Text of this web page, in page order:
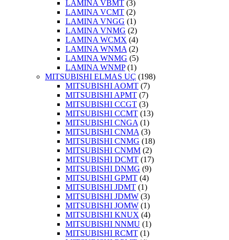
LAMINA VBMT (3)
LAMINA VCMT (2)
LAMINA VNGG (1)
LAMINA VNMG (2)
LAMINA WCMX (4)
LAMINA WNMA (2)
LAMINA WNMG (5)
LAMINA WNMP(1)
MITSUBISHI ELMAS UÇ (198)
MITSUBISHI AOMT (7)
MITSUBISHI APMT (7)
MITSUBISHI CCGT (3)
MITSUBISHI CCMT (13)
MITSUBISHI CNGA (1)
MITSUBISHI CNMA (3)
MITSUBISHI CNMG (18)
MITSUBISHI CNMM (2)
MITSUBISHI DCMT (17)
MITSUBISHI DNMG (9)
MITSUBISHI GPMT (4)
MITSUBISHI JDMT (1)
MITSUBISHI JDMW (3)
MITSUBISHI JOMW (1)
MITSUBISHI KNUX (4)
MITSUBISHI NNMU (1)
MITSUBISHI RCMT (1)